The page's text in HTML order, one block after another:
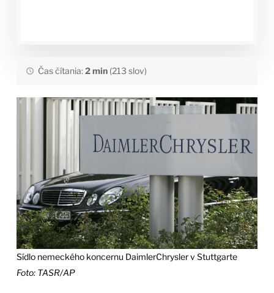
Čas čítania:2 min(213 slov)
Sídlo nemeckého koncernu DaimlerChrysler v Stuttgarte
Foto: TASR/AP